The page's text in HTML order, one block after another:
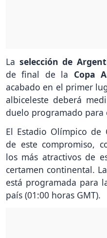
La selección de
de final de la Copa
acabado en el primer
albiceleste deberá
duelo programado para
El Estadio Olímpico de
de este compromiso,
los más atractivos de
certamen continental.
está programada para
país (01:00 horas GMT).